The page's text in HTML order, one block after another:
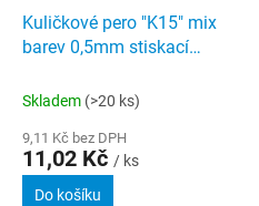
Kuličkové pero "K15" mix
barev 0,5mm stiskací
SCHNEIDER
Skladem (>20 ks)
9,11 Kč bez DPH
11,02 Kč / ks
Do košíku